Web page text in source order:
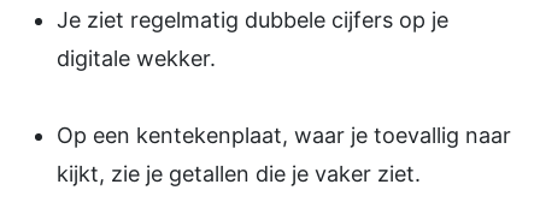
Je ziet regelmatig dubbele cijfers op je
digitale wekker.
Op een kentekenplaat, waar je toevallig naar
kijkt, zie je getallen die je vaker ziet.